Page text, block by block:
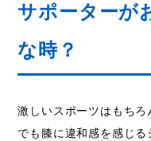
サポーターが
な時？
激しいスポーツはもち
でも膝に違和感を感じ